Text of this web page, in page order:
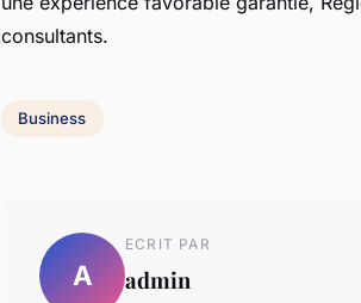
consultants.
Business
A
ECRIT PAR
admin